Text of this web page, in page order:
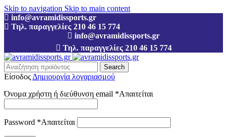
Skip to navigation Skip to main content
info@avramidissports.gr
Τηλ. παραγγελίες 210 46 15 774
info@avramidissports.gr
Τηλ. παραγγελίες 210 46 15 774
Search
Είσοδος Δημιουργία λογαριασμού
Όνομα χρήστη ή διεύθυνση email *Απαιτείται
Password *Απαιτείται